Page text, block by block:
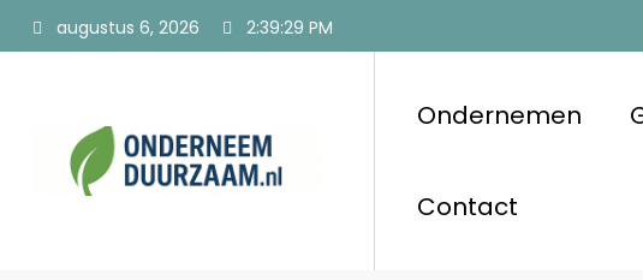
augustus 6, 2026 2:39:30 PM
Ondernemen
Contact